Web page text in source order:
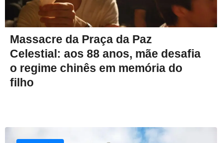
Massacre da Praça da Paz
Celestial: aos 88 anos, mãe desafia
o regime chinês em memória do
filho